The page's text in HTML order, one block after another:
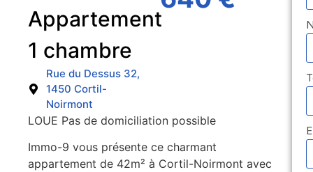
Appartement
1 chambre
Rue du Dessus 32,
1450 Cortil-
Noirmont
LOUE Pas de domiciliation possible
Immo-9 vous présente ce charmant
appartement de 42m² à Cortil-Noirmont avec